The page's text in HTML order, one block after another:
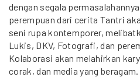
dengan segala
perempuan dari cerita Tantri
seni rupa kontemporer,
Lukis, DKV, Fotografi, dan
Kolaborasi akan melahirkan
corak, dan media yang